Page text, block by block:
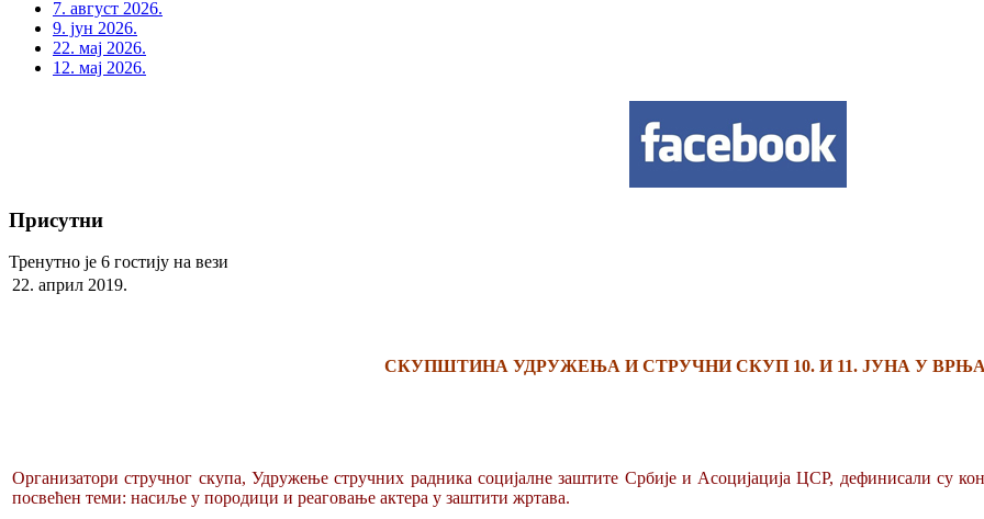
7. август 2026.
9. јун 2026.
22. мај 2026.
12. мај 2026.
Присутни
Тренутно је 6 гостију на вези
22. април 2019.
СКУПШТИНА УДРУЖЕЊА И СТРУЧНИ СКУП 10. И 11. ЈУНА У
Организатори стручног скупа, Удружење стручних радника социјалне заштите Србије и Асоцијација ЦСР, дефинисали су
посвећен теми: насиље у породици и реаговање актера у заштити жртава.